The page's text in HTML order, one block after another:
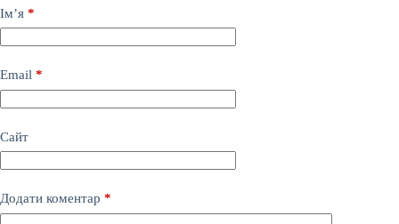
Ім’я *
Email *
Сайт
Додати коментар *